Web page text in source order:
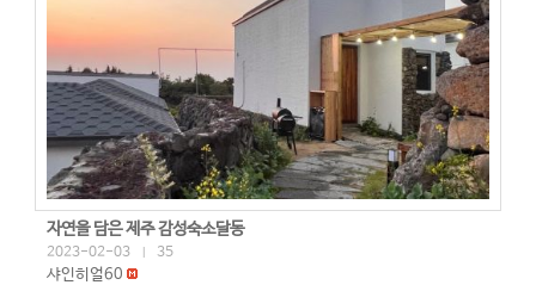
자연을 담은 제주 감성숙소달동
2023-02-03 35
샤인히얼60